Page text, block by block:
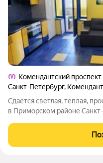
Комендантский проспект
Санкт-Петербург,
Сдается светлая, теплая,
в Приморском районе
находится в кирпичном
Дом, придомовая